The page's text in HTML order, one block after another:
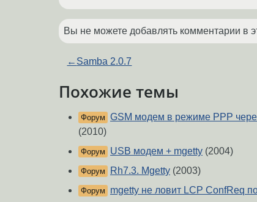
Вы не можете добавлять комментарии в
← Samba 2.0.7
Похожие темы
Форум GSM модем в режиме РРР
(2010)
Форум USB модем + mgetty (2004)
Форум Rh7.3. Mgetty (2003)
Форум mgetty не ловит LCP ConfReq